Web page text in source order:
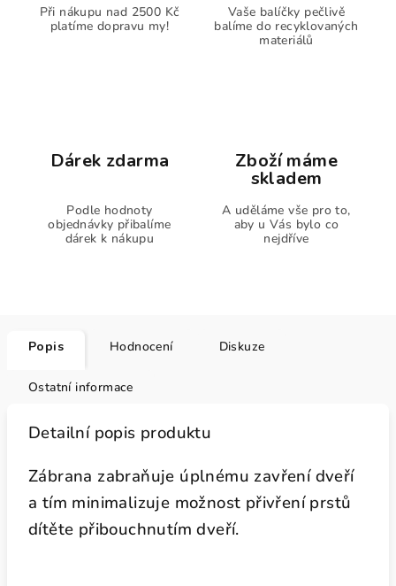
Při nákupu nad 2500 Kč
platíme dopravu my!
Vaše balíčky pečlivě
balíme do recyklovaných
materiálů
Dárek zdarma
Podle hodnoty
objednávky přibalíme
dárek k nákupu
Zboží máme
skladem
A uděláme vše pro to,
aby u Vás bylo co
nejdříve
Popis Hodnocení Diskuze
Ostatní informace
Detailní popis produktu
Zábrana zabraňuje úplnému zavření dveří
a tím minimalizuje možnost přivření prstů
dítěte přibouchnutím dve­ří.